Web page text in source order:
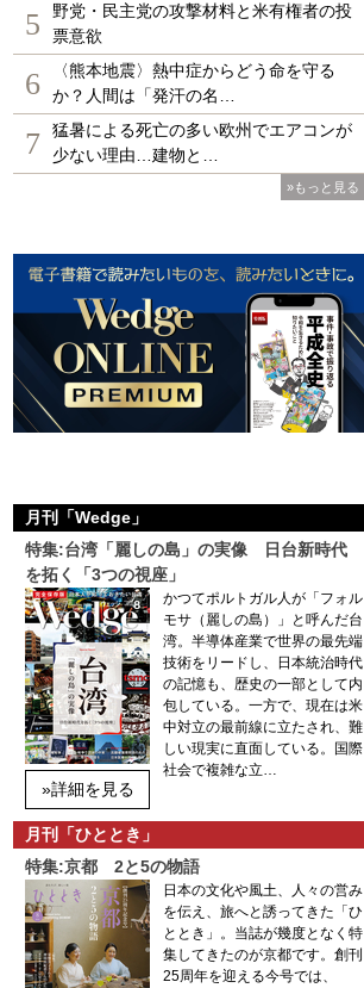
5
野党・民主党の攻撃材料と米有権者の投
票意欲
6
〈熊本地震〉熱中症からどう命を守る
か？人間は「発汗の名…
7
猛暑による死亡の多い欧州でエアコンが
少ない理由…建物と…
»もっと見る
月刊「Wedge」
特集:台湾「麗しの島」の実像 日台新時代
を拓く「3つの視座」
»詳細を見る
かつてポルトガル人が「フォル
モサ（麗しの島）」と呼んだ台
湾。半導体産業で世界の最先端
技術をリードし、日本統治時代
の記憶も、歴史の一部として内
包している。一方で、現在は米
中対立の最前線に立たされ、難
しい現実に直面している。国際
社会で複雑な立…
月刊「ひととき」
特集:京都 2と5の物語
日本の文化や風土、人々の営み
を伝え、旅へと誘ってきた「ひ
ととき」。当誌が幾度となく特
集してきたのが京都です。創刊
25周年を迎える今号では、